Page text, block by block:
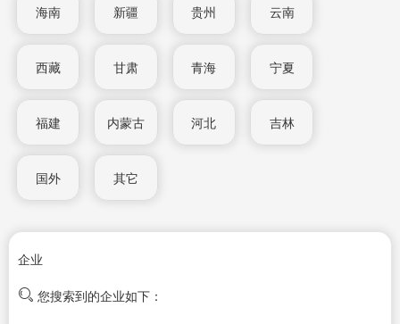
海南 新疆 贵州 云南
西藏 甘肃 青海 宁夏
福建 内蒙古 河北 吉林
国外 其它
企业
您搜索到的企业如下：